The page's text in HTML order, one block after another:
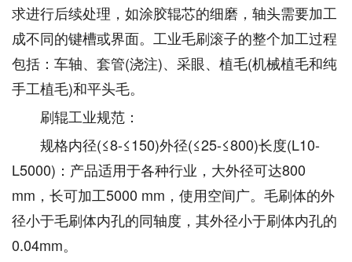
求进行后续处理，如涂胶辊芯的细磨，轴头需要加工
成不同的键槽或界面。工业毛刷滚子的整个加工过程
包括：车轴、套管(浇注)、采眼、植毛(机械植毛和纯
手工植毛)和平头毛。
刷辊工业规范：
规格内径(≤8-≤150)外径(≤25-≤800)长度(L10-
L5000)：产品适用于各种行业，大外径可达800
mm，长可加工5000 mm，使用空间广。毛刷体的外
径小于毛刷体内孔的同轴度，其外径小于刷体内孔的
0.04mm。